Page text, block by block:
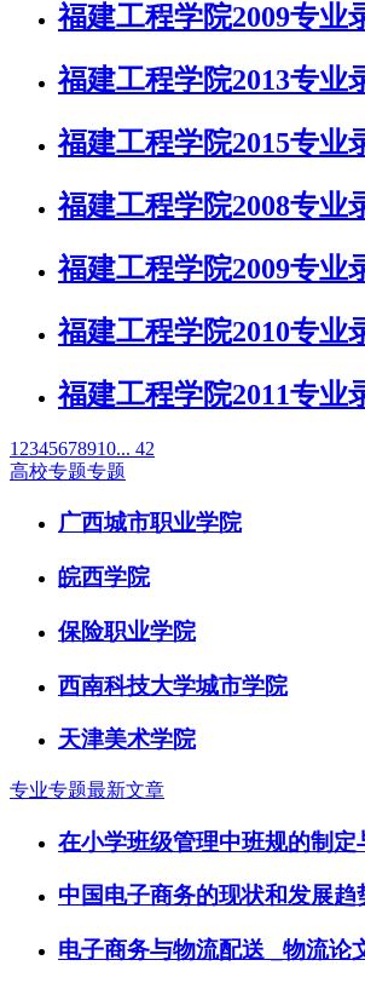
福建工程学院2009专业
福建工程学院2013专业
福建工程学院2015专业
福建工程学院2008专业
福建工程学院2009专业
福建工程学院2010专业
福建工程学院2011专业
1 2345678910... 42
高校专题专题
广西城市职业学院
皖西学院
保险职业学院
西南科技大学城市学院
天津美术学院
专业专题最新文章
在小学班级管理中班规的制
中国电子商务的现状和发展趋
电子商务与物流配送 _物流论